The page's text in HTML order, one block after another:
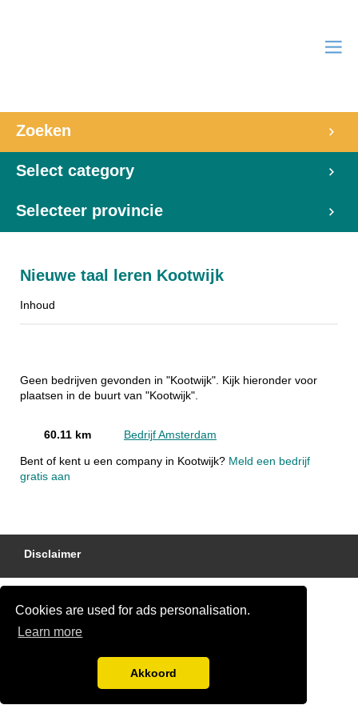
Cookies are used for ads personalisation.
Learn more
Akkoord
Zoeken
Select category
Selecteer provincie
Nieuwe taal leren Kootwijk
Inhoud
Geen bedrijven gevonden in "Kootwijk". Kijk hieronder voor
plaatsen in de buurt van "Kootwijk".
60.11 km Bedrijf Amsterdam
Bent of kent u een company in Kootwijk? Meld een bedrijf
gratis aan
Disclaimer